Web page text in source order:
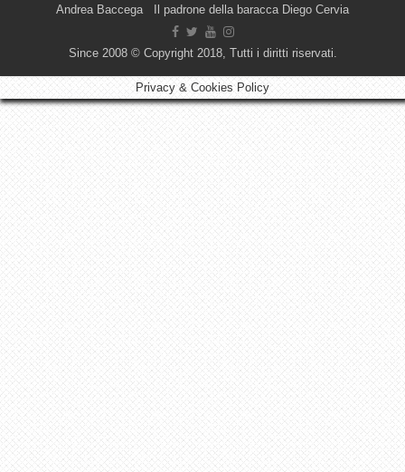
Andrea Baccega Il padrone della baracca Diego Cervia
Since 2008 © Copyright 2018, Tutti i diritti riservati.
Privacy & Cookies Policy